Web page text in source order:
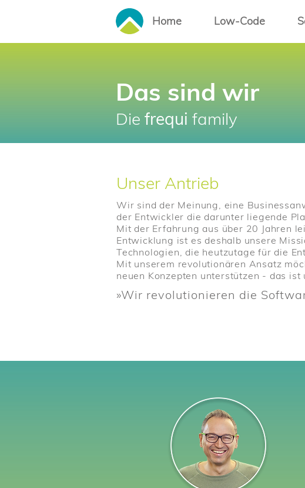
Home Low-Code
Das sind wir
Die frequi family
Unser Antrieb
Wir sind der Meinung, eine
der Entwickler die darunter liegende
Mit der Erfahrung aus über 20 Jahren
Entwicklung ist es deshalb unsere
Technologien, die heutzutage für die
Mit unserem revolutionären Ansatz
neuen Konzepten unterstützen - das ist
»Wir revolutionieren die